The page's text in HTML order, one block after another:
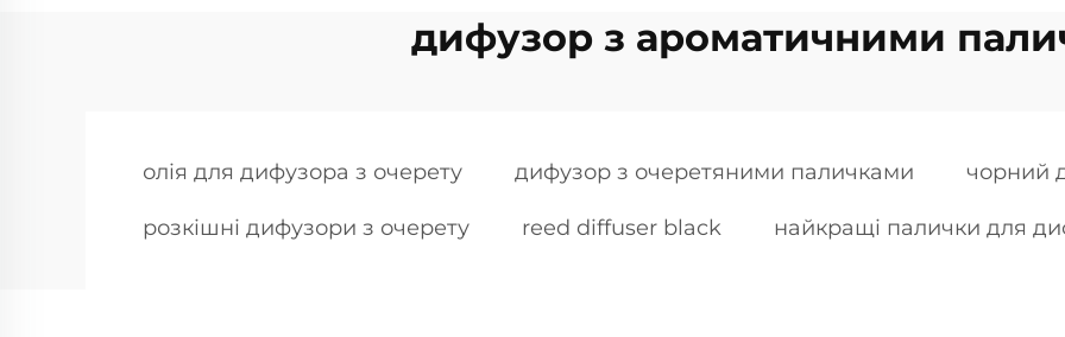
дифузор з ароматичними
олія для дифузора з очерету дифузор з очеретяними паличками чорний
розкішні дифузори з очерету reed diffuser black найкращі палички для